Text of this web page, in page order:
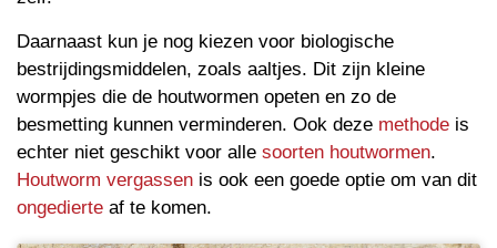
Daarnaast kun je nog kiezen voor biologische
bestrijdingsmiddelen, zoals aaltjes. Dit zijn kleine
wormpjes die de houtwormen opeten en zo de
besmetting kunnen verminderen. Ook deze methode is
echter niet geschikt voor alle soorten houtwormen.
Houtworm vergassen is ook een goede optie om van dit
ongedierte af te komen.